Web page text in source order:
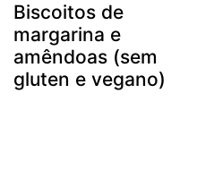
Biscoitos de
margarina e
amêndoas (sem
gluten e vegano)